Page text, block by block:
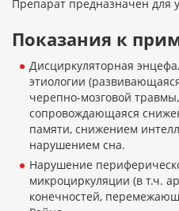
Препарат предназначен для
Показания к
Дисциркуляторная
этиологии
черепно-мозговой
сопровождающаяся
памяти, снижением
нарушением сна.
Нарушение
микроциркуляции (в т.ч.
конечностей,